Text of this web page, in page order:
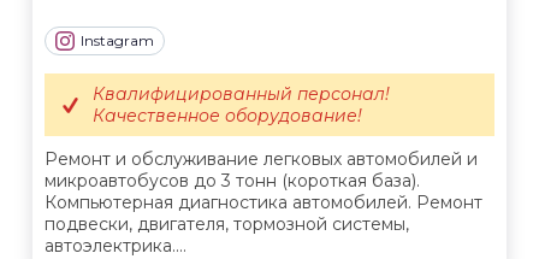
Instagram
Ремонт и обслуживание легковых автомобилей и
микроавтобусов до 3 тонн (короткая база).
Компьютерная диагностика автомобилей. Ремонт
подвески, двигателя, тормозной системы,
автоэлектрика....
Квалифицированный персонал!
Качественное оборудование!